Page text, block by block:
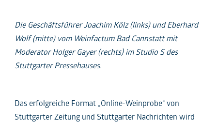
Die Geschäftsführer Joachim Kölz (links) und Eberhard
Wolf (mitte) vom Weinfactum Bad Cannstatt mit
Moderator Holger Gayer (rechts) im Studio S des
Stuttgarter Pressehauses.
Das erfolgreiche Format „Online-Weinprobe“ von
Stuttgarter Zeitung und Stuttgarter Nachrichten wird